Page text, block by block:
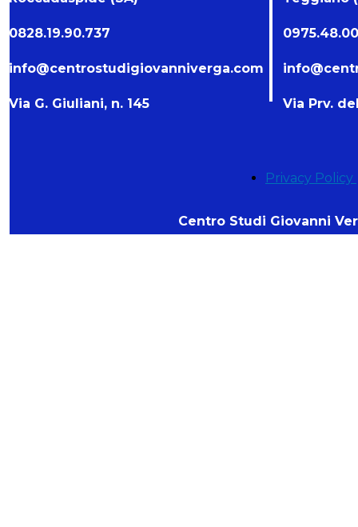
0828.19.90.737
info@centrostudigiovanniverga.com
Via G. Giuliani, n. 145 Via Prv.
Privacy Policy
Centro Studi Giovanni